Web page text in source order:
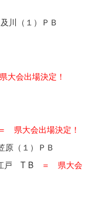
（１）ＰＢ
大会出場決定！
＝ 県大会出場決定！
（１）ＰＢ
戸 T B
＝ 県大会